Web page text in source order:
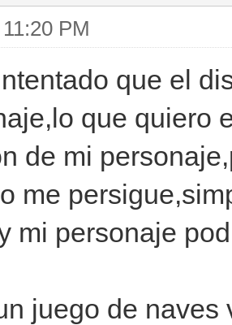
PM
que el
que quiero
de mi
me
mi personaje
juego de